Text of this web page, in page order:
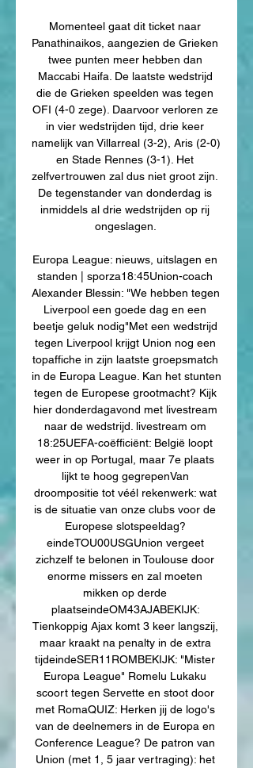
Momenteel gaat dit ticket naar
Panathinaikos, aangezien de Grieken
twee punten meer hebben dan
Maccabi Haifa. De laatste wedstrijd
die de Grieken speelden was tegen
OFI (4-0 zege). Daarvoor verloren ze
in vier wedstrijden tijd, drie keer
namelijk van Villarreal (3-2), Aris (2-0)
en Stade Rennes (3-1). Het
zelfvertrouwen zal dus niet groot zijn.
De tegenstander van donderdag is
inmiddels al drie wedstrijden op rij
ongeslagen.
Europa League: nieuws, uitslagen en
standen | sporza18:45Union-coach
Alexander Blessin: "We hebben tegen
Liverpool een goede dag en een
beetje geluk nodig"Met een wedstrijd
tegen Liverpool krijgt Union nog een
topaffiche in zijn laatste groepsmatch
in de Europa League. Kan het stunten
tegen de Europese grootmacht? Kijk
hier donderdagavond met livestream
naar de wedstrijd. livestream om
18:25UEFA-coëfficiënt: België loopt
weer in op Portugal, maar 7e plaats
lijkt te hoog gegrepenVan
droompositie tot véél rekenwerk: wat
is de situatie van onze clubs voor de
Europese slotspeeldag?
eindeTOU00USGUnion vergeet
zichzelf te belonen in Toulouse door
enorme missers en zal moeten
mikken op derde
plaatseindeOM43AJABEKIJK:
Tienkoppig Ajax komt 3 keer langszij,
maar kraakt na penalty in de extra
tijdeindeSER11ROMBEKIJK: "Mister
Europa League" Romelu Lukaku
scoort tegen Servette en stoot door
met RomaQUIZ: Herken jij de logo's
van de deelnemers in de Europa en
Conference League? De patron van
Union (met 1, 5 jaar vertraging): het